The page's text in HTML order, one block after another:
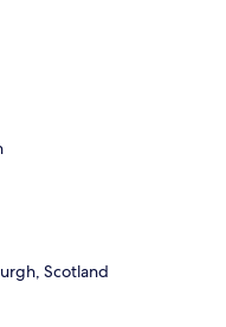
Scotland